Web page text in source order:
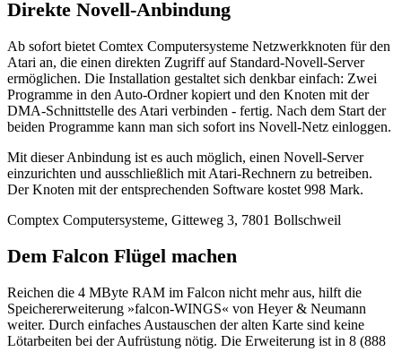
Direkte Novell-Anbindung
Ab sofort bietet Comtex Computersysteme Netzwerkknoten für den
Atari an, die einen direkten Zugriff auf Standard-Novell-Server
ermöglichen. Die Installation gestaltet sich denkbar einfach: Zwei
Programme in den Auto-Ordner kopiert und den Knoten mit der
DMA-Schnittstelle des Atari verbinden - fertig. Nach dem Start der
beiden Programme kann man sich sofort ins Novell-Netz einloggen.
Mit dieser Anbindung ist es auch möglich, einen Novell-Server
einzurichten und ausschließlich mit Atari-Rechnern zu betreiben.
Der Knoten mit der entsprechenden Software kostet 998 Mark.
Comptex Computersysteme, Gitteweg 3, 7801 Bollschweil
Dem Falcon Flügel machen
Reichen die 4 MByte RAM im Falcon nicht mehr aus, hilft die
Speichererweiterung »falcon-WINGS« von Heyer & Neumann
weiter. Durch einfaches Austauschen der alten Karte sind keine
Lötarbeiten bei der Aufrüstung nötig. Die Erweiterung ist in 8 (888